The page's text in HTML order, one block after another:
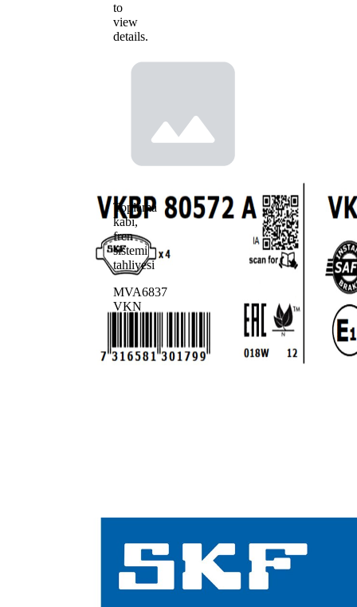
to
view
details.
Toplama
kabı,
fren
sistemi
tahliyesi
MVA6837
VKN